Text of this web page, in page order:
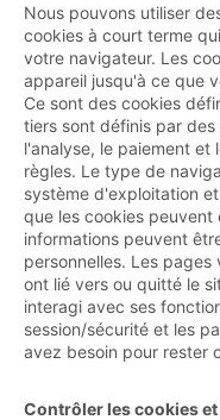
Nous pouvons utiliser
cookies à court terme
votre navigateur. Les
appareil jusqu'à ce que
Ce sont des cookies
tiers sont définis par
l'analyse, le paiement et
règles. Le type de
système d'exploitation
que les cookies peuvent
informations peuvent
personnelles. Les
ont lié vers ou quitté le
interagi avec ses
session/sécurité et les
avez besoin pour rester
Contrôler les cookies